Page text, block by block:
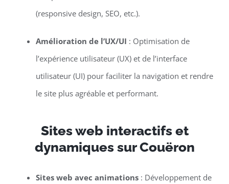
(responsive design, SEO, etc.).
Amélioration de l’UX/UI : Optimisation de
l’expérience utilisateur (UX) et de l’interface
utilisateur (UI) pour faciliter la navigation et rendre
le site plus agréable et performant.
Sites web interactifs et
dynamiques sur Couëron
Sites web avec animations: Développement de